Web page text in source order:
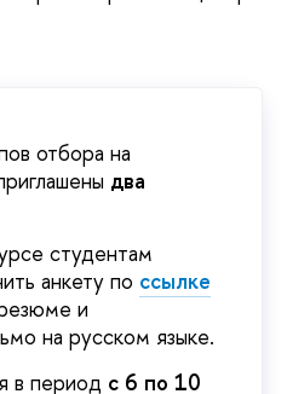
отбора на
два
студентам
анкету по ссылке
и
на русском языке.
в период с 6 по 10